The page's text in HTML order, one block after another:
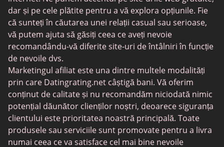
JPeopleMeet
Întâlniri trans
Întâlniri pentru seniori
MyLOL
Întâlniri gay
Întâlniri lesbiene
Site-uri de întâlniri negre
SugarDaddyMeet
dar și pe cele plătite pentru a vă explora opțiunile. Fie
că sunteți în căutarea unei relații casual sau serioase,
vă putem ajuta să găsiți ceea ce aveți nevoie
recomandându-vă diferite site-uri de întâlniri în funcție
de nevoile dvs.
Marketingul afiliat este una dintre multele modalități
prin care Datingrating.net câștigă bani. Vă oferim
conținut de calitate și nu recomandăm niciodată nimic
potențial dăunător clienților noștri, deoarece siguranța
clientului este prioritatea noastră principală. Toate
produsele sau serviciile sunt promovate pentru a livra
numai ceea ce va satisface cel mai bine nevoile